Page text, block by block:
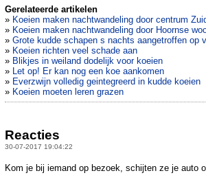
Gerelateerde artikelen
» Koeien maken nachtwandeling door centrum
» Koeien maken nachtwandeling door Hoornse
» Grote kudde schapen s nachts aangetroffen op
» Koeien richten veel schade aan
» Blikjes in weiland dodelijk voor koeien
» Let op! Er kan nog een koe aankomen
» Everzwijn volledig geintegreerd in kudde koeien
» Koeien moeten leren grazen
Reacties
30-07-2017 19:04:22
Kom je bij iemand op bezoek, schijten ze je auto